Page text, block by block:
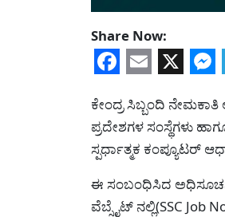
Share Now:
ಕೇಂದ್ರ ಸಿಬ್ಬಂದಿ
ಪ್ರದೇಶಗಳ ಸಂಸ್ಥೆಗಳು
ಸ್ಪರ್ಧಾತ್ಮಕ ಕಂಪ್ಯೂಟರ್
ಈ ಸಂಬಂಧಿಸಿದ
ವೆಬ್ಸೈಟ್ ನಲ್ಲಿ(SSC Job